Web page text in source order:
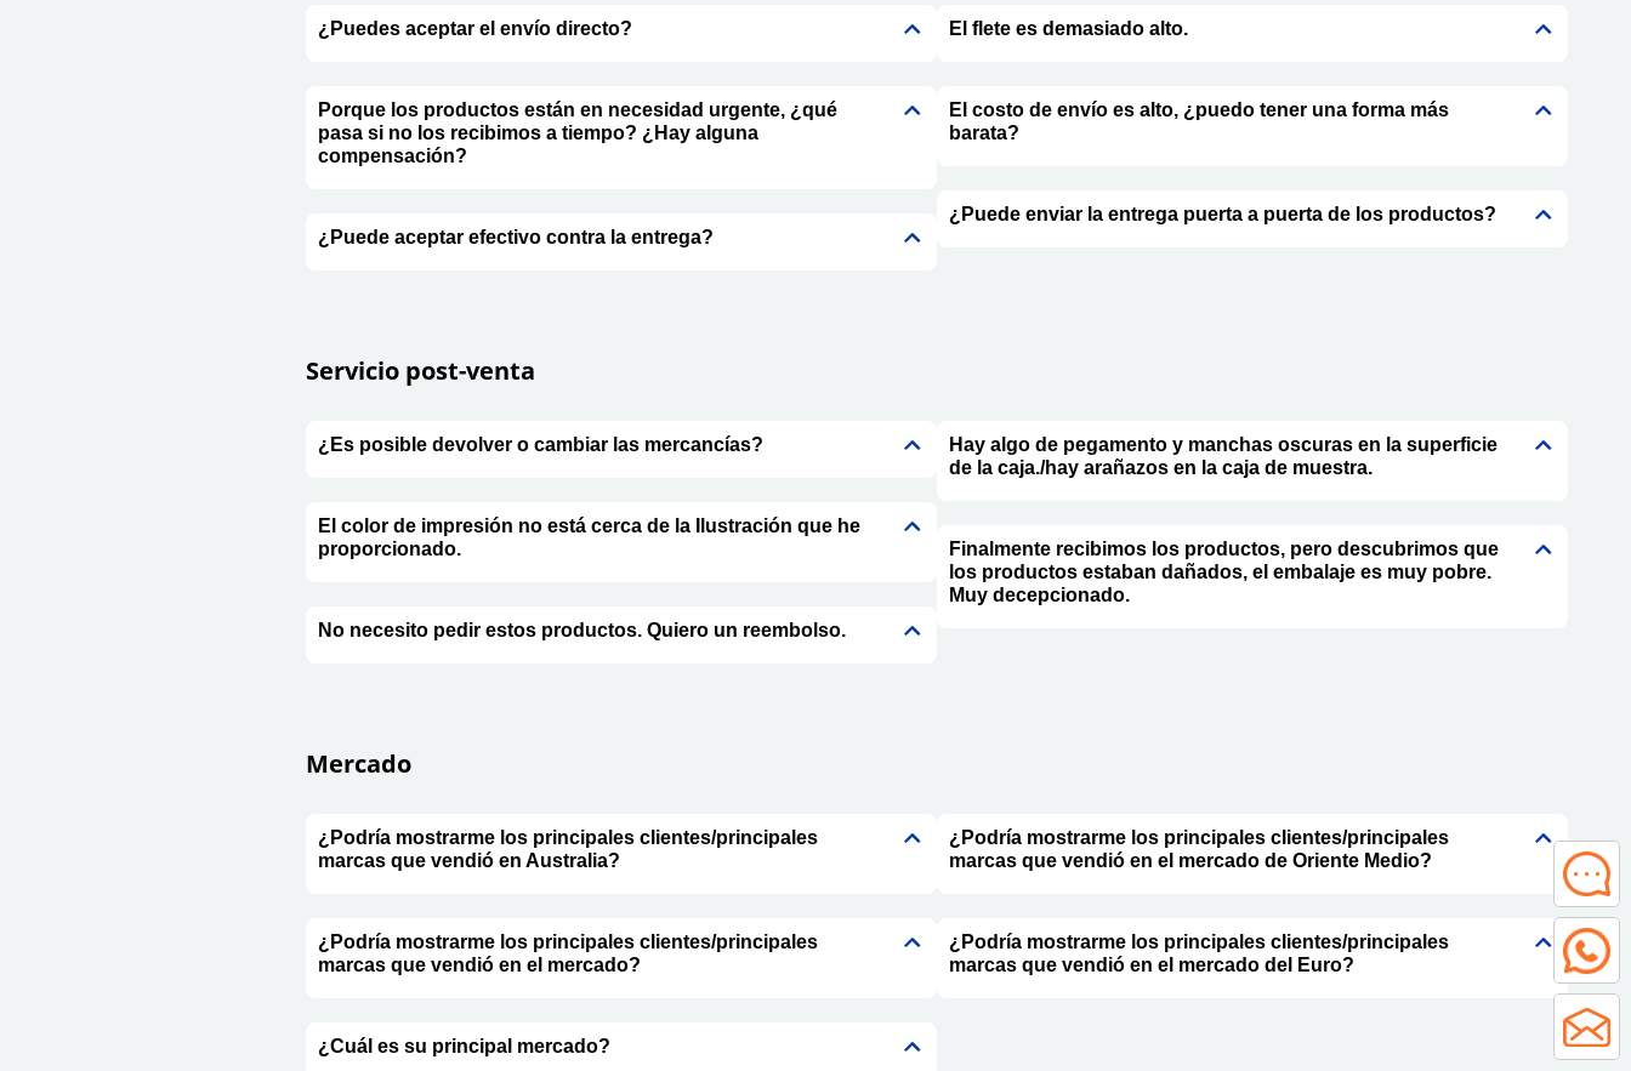
¿Puedes aceptar el envío directo?
Porque los productos están en necesidad urgente, ¿qué
pasa si no los recibimos a tiempo? ¿Hay alguna
compensación?
¿Puede aceptar efectivo contra la entrega?
El flete es demasiado alto.
El costo de envío es alto, ¿puedo tener una forma más
barata?
¿Puede enviar la entrega puerta a puerta de los productos?
Servicio post-venta
¿Es posible devolver o cambiar las mercancías?
El color de impresión no está cerca de la Ilustración que he
proporcionado.
No necesito pedir estos productos. Quiero un reembolso.
Hay algo de pegamento y manchas oscuras en la superficie
de la caja./hay arañazos en la caja de muestra.
Finalmente recibimos los productos, pero descubrimos que
los productos estaban dañados, el embalaje es muy pobre.
Muy decepcionado.
Mercado
¿Podría mostrarme los principales clientes/principales
marcas que vendió en Australia?
¿Podría mostrarme los principales clientes/principales
marcas que vendió en el mercado?
¿Cuál es su principal mercado?
¿Podría mostrarme los principales clientes/principales
marcas que vendió en el mercado de Oriente Medio?
¿Podría mostrarme los principales clientes/principales
marcas que vendió en el mercado del Euro?